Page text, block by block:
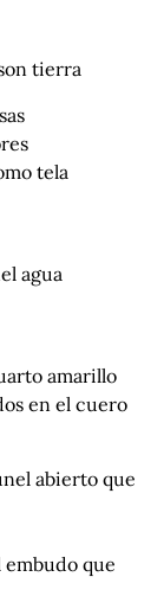
tierra
tela
agua
amarillo
en el cuero
abierto que
embudo que